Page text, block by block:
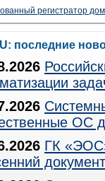
регистратор
последние
ОС
ГК